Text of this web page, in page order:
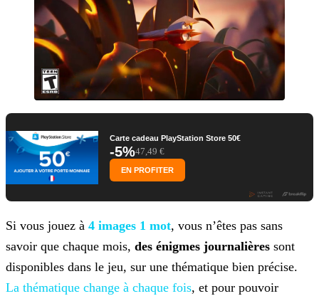
Carte cadeau PlayStation Store 50€
-5%47,49 €
EN PROFITER
Si vous jouez à 4 images 1 mot, vous n’êtes pas sans
savoir que chaque mois, des énigmes journalières sont
disponibles dans le jeu, sur une thématique bien précise.
La thématique change à chaque fois, et pour pouvoir